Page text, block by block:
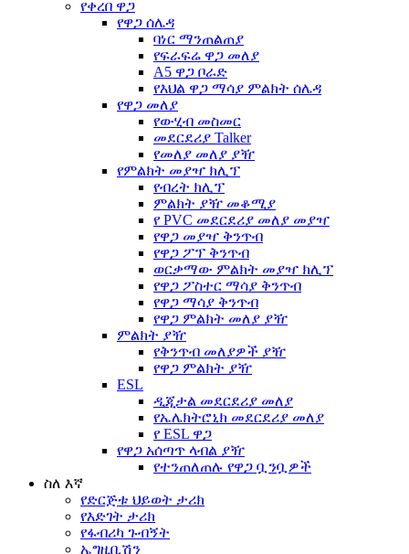
የቀረበ ዋጋ
የዋጋ ሰሌዳ
ባነር ማንጠልጠያ
የፍራፍሬ ዋጋ መለያ
A5 ዋጋ ቦራድ
የእህል ዋጋ ማሳያ ምልክት ሰሌዳ
የዋጋ መለያ
የውሂብ መስመር
መደርደሪያ Talker
የመለያ መለያ ያዥ
የምልክት መያዣ ክሊፕ
የብረት ክሊፕ
ምልክት ያዥ መቆሚያ
የ PVC መደርደሪያ መለያ መያዣ
የዋጋ መያዣ ቅንጥብ
የዋጋ ፖፕ ቅንጥብ
ወርቃማው ምልክት መያዣ ክሊፕ
የዋጋ ፖስተር ማሳያ ቅንጥብ
የዋጋ ማሳያ ቅንጥብ
የዋጋ ምልክት መለያ ያዥ
ምልክት ያዥ
የቅንጥብ መለያዎች ያዥ
የዋጋ ምልክት ያዥ
ESL
ዲጂታል መደርደሪያ መለያ
የኤሌክትሮኒክ መደርደሪያ መለያ
የ ESL ዋጋ
የዋጋ አሰጣጥ ላብል ያዥ
የተንጠለጠሉ የዋጋ ቧንቧዎች
ስለ እኛ
የድርጅቱ ህይወት ታሪክ
የእድገት ታሪክ
የፋብሪካ ጉብኝት
ኤግዚቢሽን